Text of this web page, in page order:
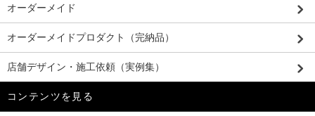
オーダーメイド
オーダーメイドプロダクト（完納品）
店舗デザイン・施工依頼（実例集）
コンテンツを見る